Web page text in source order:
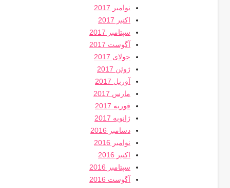
نوامبر 2017
اکتبر 2017
سپتامبر 2017
آگوست 2017
جولای 2017
ژوئن 2017
آوریل 2017
مارس 2017
فوریه 2017
ژانویه 2017
دسامبر 2016
نوامبر 2016
اکتبر 2016
سپتامبر 2016
آگوست 2016